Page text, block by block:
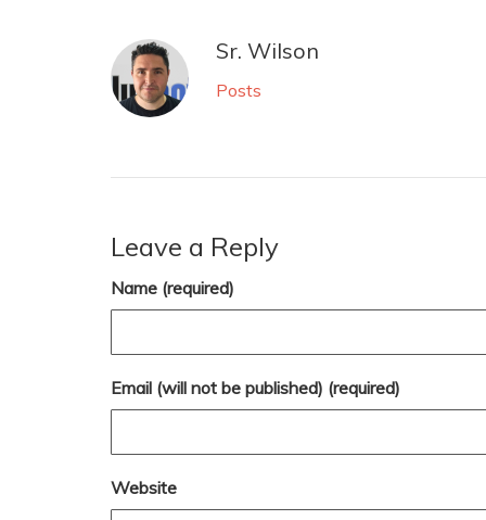
Sr. Wilson
Posts
Leave a Reply
Name (required)
Email (will not be published) (required)
Website